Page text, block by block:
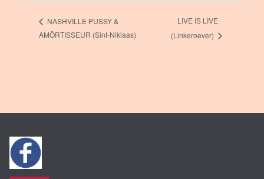
NASHVILLE PUSSY &
AMÖRTISSEUR (Sint-Niklaas)
LIVE IS LIVE
(Linkeroever)